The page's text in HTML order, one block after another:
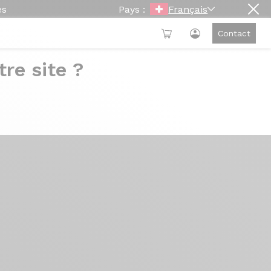
Pays : Français
Contact
site ?